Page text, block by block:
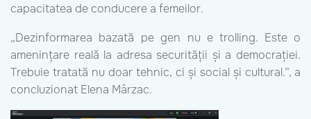
capacitatea de conducere a femeilor.
„Dezinformarea bazată pe gen nu e trolling. Este o
amenințare reală la adresa securității și a democrației.
Trebuie tratată nu doar tehnic, ci și social și cultural.”, a
concluzionat Elena Mârzac.